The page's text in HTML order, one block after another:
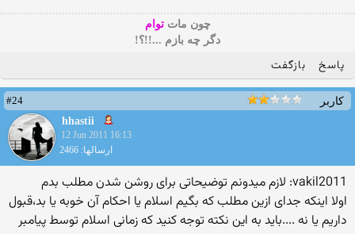
چون ماتتوام
دگر چه بازم ...!!؟!
پاسخ بازگفت
کاربر
#24
hhastii
12 Jun 2011 16:13
ارسالها: 2466
vakil2011: لازم میدونم توضیحاتی برای روشن شدن مطلب بدم
اولا اینکه جدای ازین مطلب که بگیم اسلام یا احکام آن خوبه یا بد،قبول
داریم یا نه ....باید به این نکته توجه کنید که زمانی اسلام توسط پیامبر